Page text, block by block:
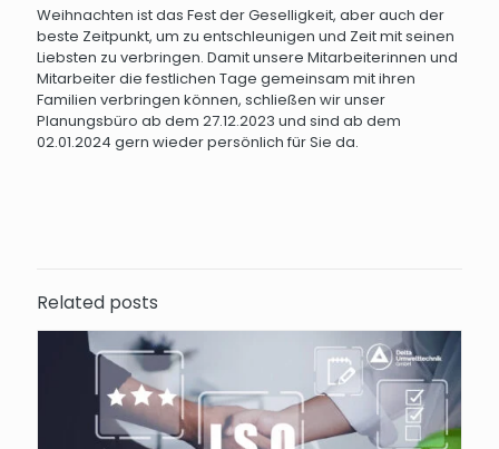
Weihnachten ist das Fest der Geselligkeit, aber auch der
beste Zeitpunkt, um zu entschleunigen und Zeit mit seinen
Liebsten zu verbringen. Damit unsere Mitarbeiterinnen und
Mitarbeiter die festlichen Tage gemeinsam mit ihren
Familien verbringen können, schließen wir unser
Planungsbüro ab dem 27.12.2023 und sind ab dem
02.01.2024 gern wieder persönlich für Sie da.
Related posts